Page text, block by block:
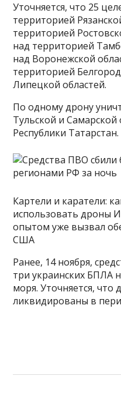
Уточняется, что 25
территорией
территорией
над территорией
над Воронежской
территорией
Липецкой областей.
По одному дрону
Тульской и Самарской
Республики Татарстан.
Картели и каратели:
использовать дроны
опытом уже вызвал
США
Ранее, 14 ноября,
три украинских БПЛА
моря. Уточняется, что
ликвидированы в